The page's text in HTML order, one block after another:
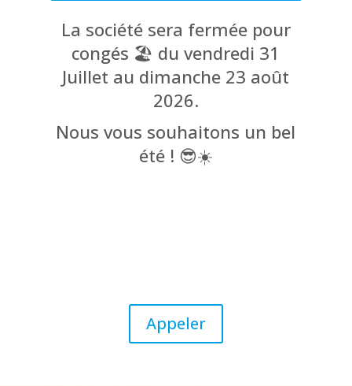
La société sera fermée pour
congés 🏖️ du vendredi 31
Juillet au dimanche 23 août
2026.
Nous vous souhaitons un bel
été ! 😎☀️
Appeler